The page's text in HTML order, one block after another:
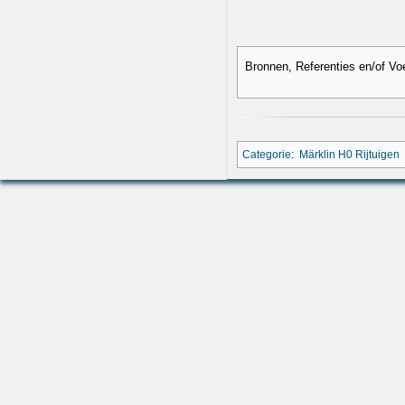
Bronnen, Referenties en/of
Categorie: Märklin H0 Rijtuigen